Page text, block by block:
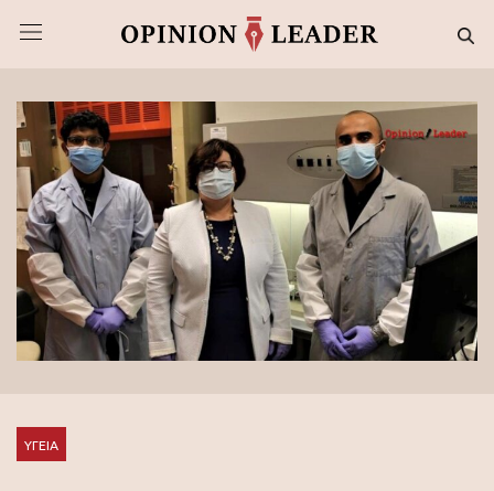
ΥΓΕΙΑ